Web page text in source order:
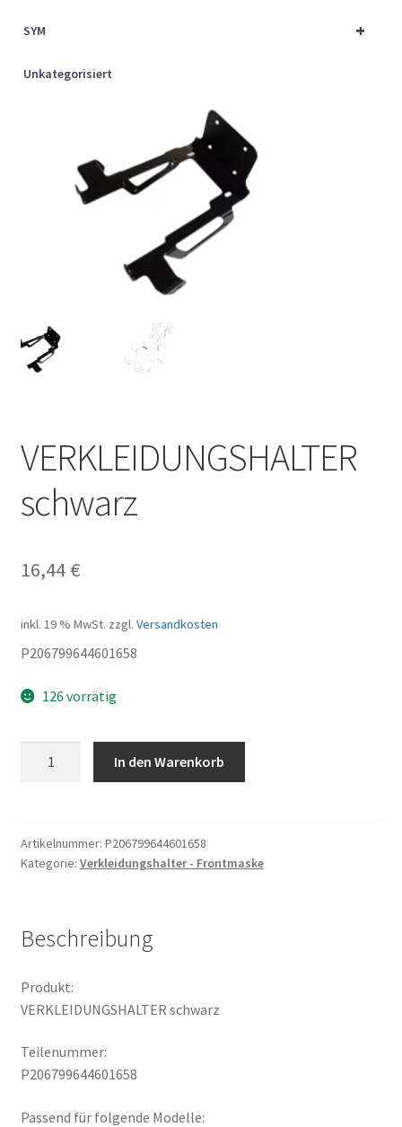
+
SYM
Unkategorisiert
VERKLEIDUNGSHALTER
schwarz
16,44 €
inkl. 19 % MwSt. zzgl. Versandkosten
P206799644601658
126 vorrätig
In den Warenkorb
Artikelnummer: P206799644601658
Kategorie: Verkleidungshalter - Frontmaske
Beschreibung
Produkt:
VERKLEIDUNGSHALTER schwarz
Teilenummer:
P206799644601658
Passend für folgende Modelle: